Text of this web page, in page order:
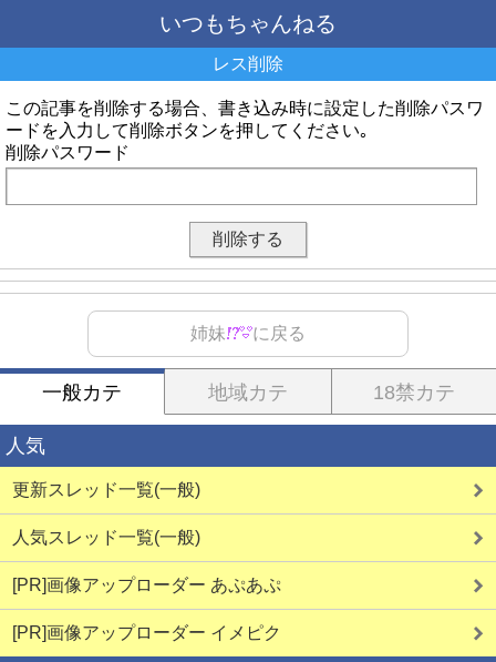
いつもちゃんねる
レス削除
この記事を削除する場合、書き込み時に設定した削除パスワ
ードを入力して削除ボタンを押してください｡
削除パスワード
姉妹 に戻る
一般カテ 地域カテ 18禁カテ
人気
更新スレッド一覧(一般)
人気スレッド一覧(一般)
[PR]画像アップローダー あぷあぷ
[PR]画像アップローダー イメピク